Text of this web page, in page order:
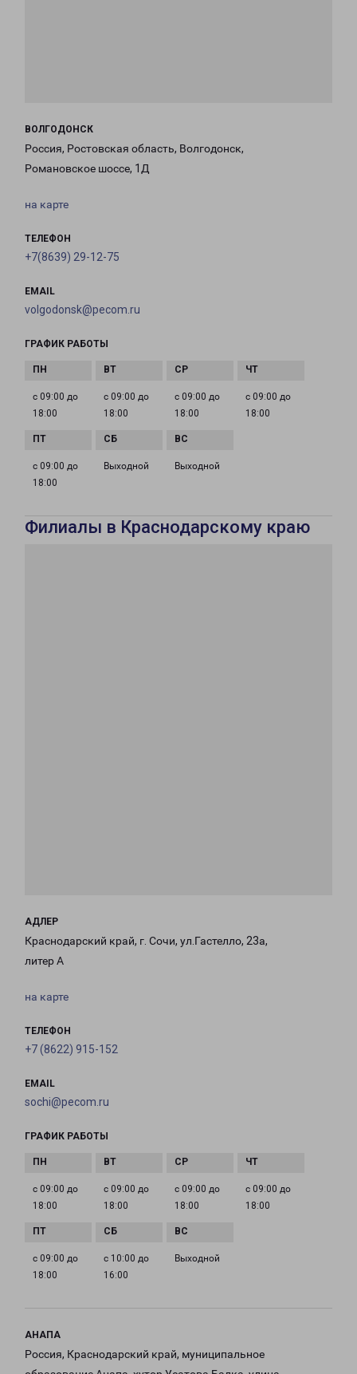
ВОЛГОДОНСК
Россия, Ростовская область, Волгодонск,
Романовское шоссе, 1Д
на карте
ТЕЛЕФОН
+7(8639) 29-12-75
EMAIL
volgodonsk@pecom.ru
ГРАФИК РАБОТЫ
с 09:00 до
18:00
с 09:00 до
18:00
с 09:00 до
18:00
с 09:00 до
18:00
с 09:00 до
18:00
Выходной Выходной
Филиалы в Краснодарскому краю
АДЛЕР
Краснодарский край, г. Сочи, ул.Гастелло, 23а,
литер А
на карте
ТЕЛЕФОН
+7 (8622) 915-152
EMAIL
sochi@pecom.ru
ГРАФИК РАБОТЫ
с 09:00 до
18:00
с 09:00 до
18:00
с 09:00 до
18:00
с 09:00 до
18:00
с 09:00 до
18:00
с 10:00 до
16:00
Выходной
АНАПА
Россия, Краснодарский край, муниципальное